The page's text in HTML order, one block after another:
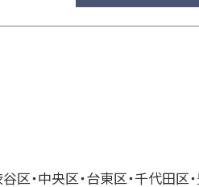
区・中央区・台東区・千代田区